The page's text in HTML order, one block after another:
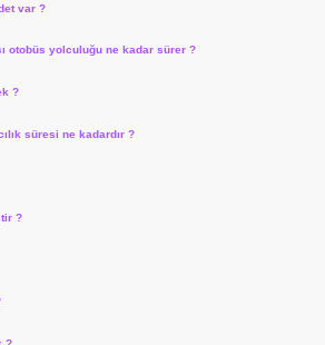
var ?
otobüs yolculuğu ne kadar sürer ?
?
süresi ne kadardır ?
?